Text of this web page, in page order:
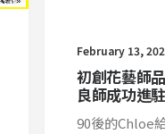
February 13,
初創花藝師
良師成功進
90後的Chloe